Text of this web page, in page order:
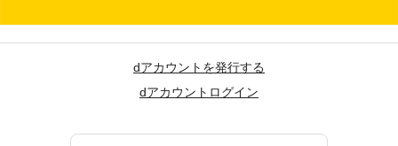
dアカウントを発行する
dアカウントログイン